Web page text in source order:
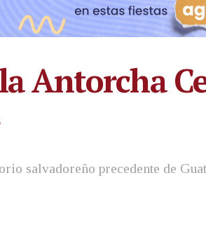
Antorcha
salvadoreño precedente de